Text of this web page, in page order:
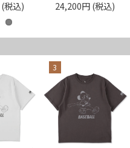
(税込)
24,200円 (税込)
3